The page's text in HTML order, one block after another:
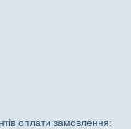
оплати замовлення: